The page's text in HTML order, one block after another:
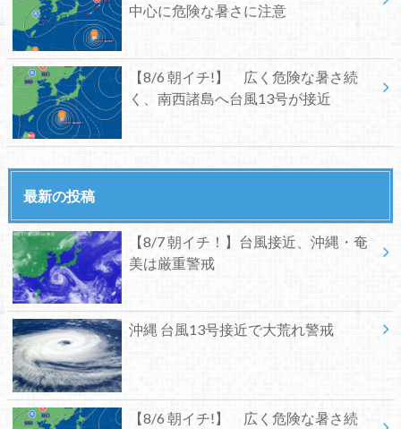
中心に危険な暑さに注意
【8/6 朝イチ!】 広く危険な暑さ続
く、南西諸島へ台風13号が接近
最新の投稿
【8/7 朝イチ！】台風接近、沖縄・奄
美は厳重警戒
沖縄 台風13号接近で大荒れ警戒
【8/6 朝イチ!】 広く危険な暑さ続